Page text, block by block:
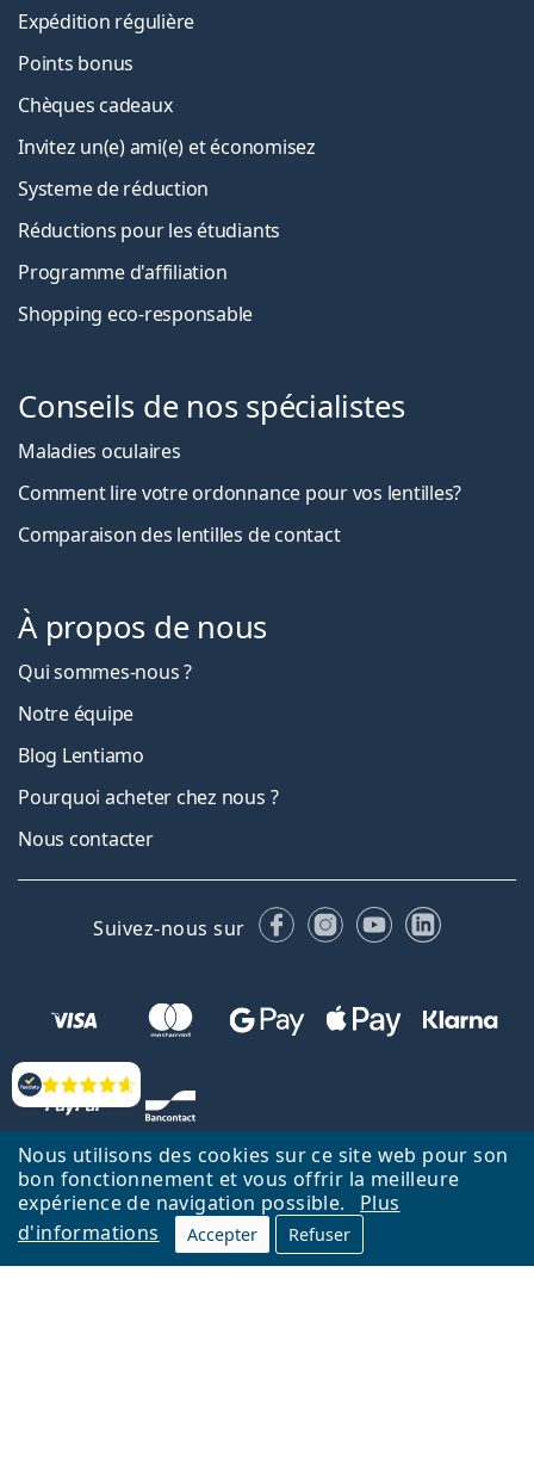
Nous utilisons des cookies sur ce site web pour son
bon fonctionnement et vous offrir la meilleure
expérience de navigation possible.
Plus
d'informations
Accepter Refuser
Évaluation
Expédition régulière
Points bonus
Chèques cadeaux
Invitez un(e) ami(e) et économisez
Systeme de réduction
Réductions pour les étudiants
Programme d'affiliation
Shopping eco-responsable
Conseils de nos spécialistes
Maladies oculaires
Comment lire votre ordonnance pour vos lentilles?
Comparaison des lentilles de contact
À propos de nous
Qui sommes-nous ?
Notre équipe
Blog Lentiamo
Pourquoi acheter chez nous ?
Nous contacter
Suivez-nous sur FacebookInstagram
YouTubeLinkedIn
Retour à la page d'accueil Haut
Nederlands